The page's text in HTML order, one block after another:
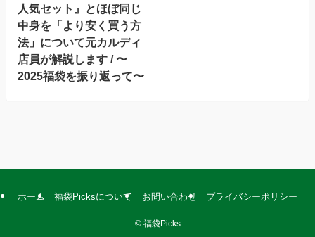
人気セット』とほぼ同じ
中身を「より安く買う方
法」について元カルディ
店員が解説します / 〜
2025福袋を振り返って〜
ホーム 福袋Picksについて お問い合わせ プライバシーポリシー
©福袋Picks